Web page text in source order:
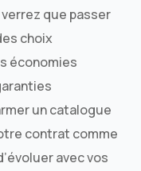
que passer
choix
économies
un catalogue
contrat comme
avec vos